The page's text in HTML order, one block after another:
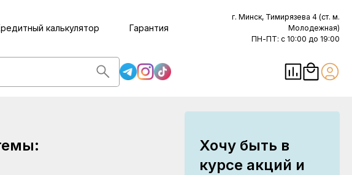
калькулятор Гарантия
г. Минск, Тимирязева 4 (ст. м.
Молодежная)
ПН-ПТ: с 10:00 до 19:00
Хочу быть в
курсе акций и